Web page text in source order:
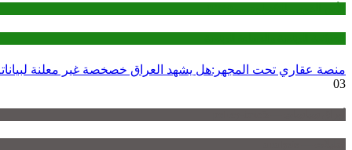
منصة عقاري تحت المجهر:هل يشهد العراق خصخصة غير معلنة لبياناته
03